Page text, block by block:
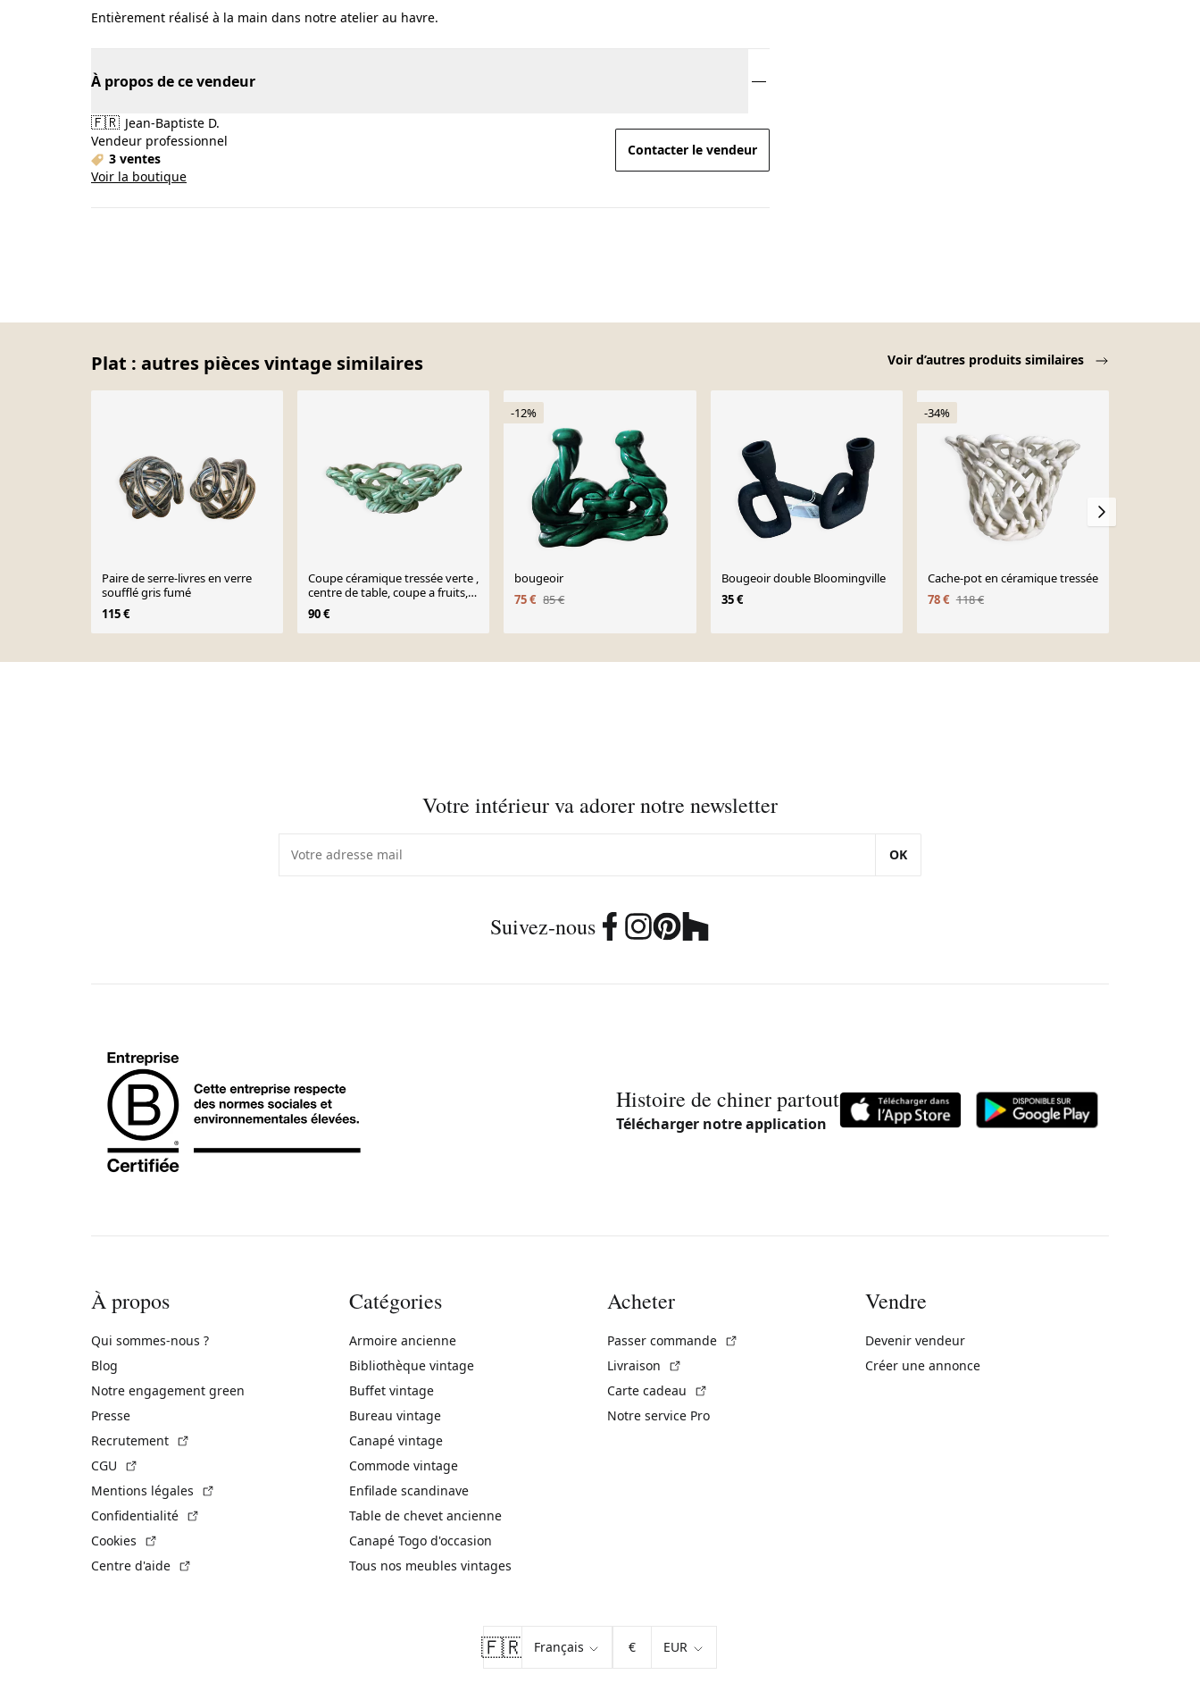
Entièrement réalisé à la main dans notre atelier au havre.
À propos de ce vendeur
🇫🇷 Jean-Baptiste D.
Vendeur professionnel
3 ventes
Voir la boutique
Contacter le vendeur
Plat : autres pièces vintage similaires Voir d’autres produits similaires
Paire de serre-livres en verre
soufflé gris fumé
115 €
Coupe céramique tressée verte ,
centre de table, coupe a fruits,
vintage
90 €
-12%
bougeoir
75 € 85 €
Bougeoir double Bloomingville
35 €
-34%
Cache-pot en céramique tressée
78 € 118 €
Votre intérieur va adorer notre newsletter
OK
Suivez-nous
Histoire de chiner partout
Télécharger notre application
À propos
Qui sommes-nous ?
Blog
Notre engagement green
Presse
Recrutement
CGU
Mentions légales
Confidentialité
Cookies
Centre d'aide
Catégories
Armoire ancienne
Bibliothèque vintage
Buffet vintage
Bureau vintage
Canapé vintage
Commode vintage
Enfilade scandinave
Table de chevet ancienne
Canapé Togo d'occasion
Tous nos meubles vintages
Acheter
Passer commande
Livraison
Carte cadeau
Notre service Pro
Vendre
Devenir vendeur
Créer une annonce
🇫🇷 €